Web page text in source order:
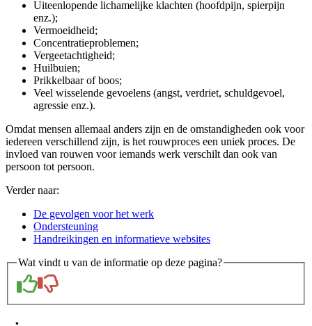
Uiteenlopende lichamelijke klachten (hoofdpijn, spierpijn
enz.);
Vermoeidheid;
Concentratieproblemen;
Vergeetachtigheid;
Huilbuien;
Prikkelbaar of boos;
Veel wisselende gevoelens (angst, verdriet, schuldgevoel,
agressie enz.).
Omdat mensen allemaal anders zijn en de omstandigheden ook voor
iedereen verschillend zijn, is het rouwproces een uniek proces. De
invloed van rouwen voor iemands werk verschilt dan ook van
persoon tot persoon.
Verder naar:
De gevolgen voor het werk
Ondersteuning
Handreikingen en informatieve websites
Wat vindt u van de informatie op deze pagina?